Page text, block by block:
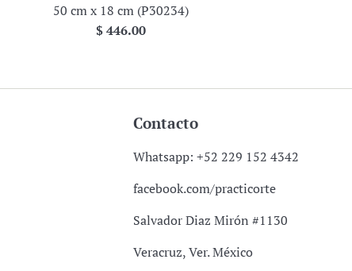
50 cm x 18 cm (P30234)
Precio
$ 446.00
Contacto
Whatsapp: +52 229 152 4342
facebook.com/practicorte
Salvador Diaz Mirón #1130
Veracruz, Ver. México